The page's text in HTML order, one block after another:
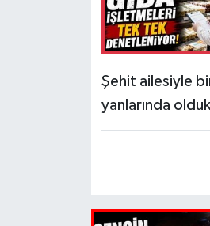
Şehit ailesiyle
yanlarında